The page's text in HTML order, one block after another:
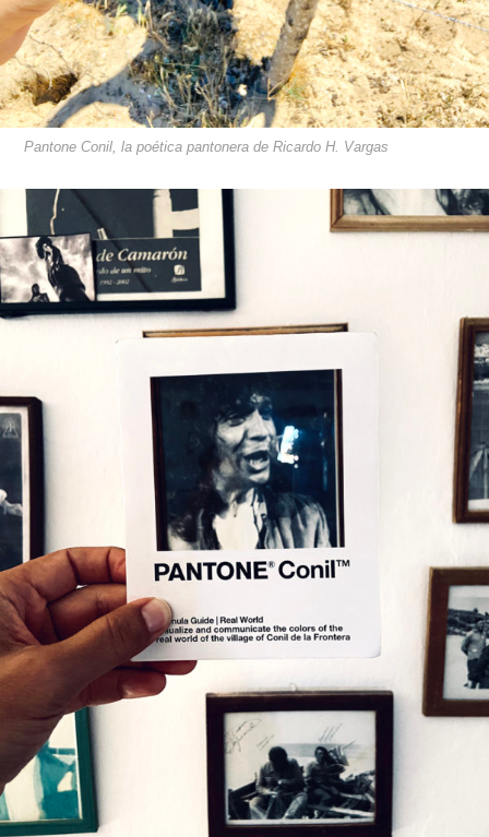
Pantone Conil, la poética pantonera de Ricardo H. Vargas